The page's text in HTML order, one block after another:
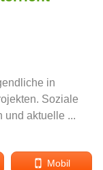
in
Soziale
und aktuelle ...
Mobil